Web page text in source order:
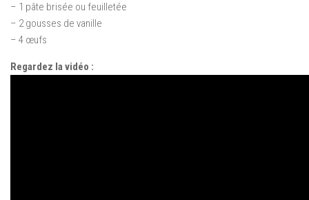
– 1 pâte brisée ou feuilletée
– 2 gousses de vanille
– 4 œufs
Regardez la vidéo :